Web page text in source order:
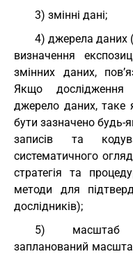
3) змінні дані;
4) джерела даних
визначення
змінних даних,
Якщо дослідження
джерело даних, таке
бути зазначено будь-
записів та
систематичного
стратегія та
методи для
дослідників);
5) масштаб
запланований